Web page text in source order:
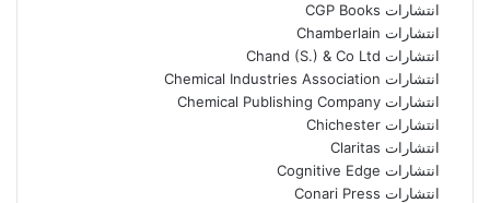
انتشارات CGP Books
انتشارات Chamberlain
انتشارات Chand (S.) & Co Ltd
انتشارات Chemical Industries Association
انتشارات Chemical Publishing Company
انتشارات Chichester
انتشارات Claritas
انتشارات Cognitive Edge
انتشارات Conari Press